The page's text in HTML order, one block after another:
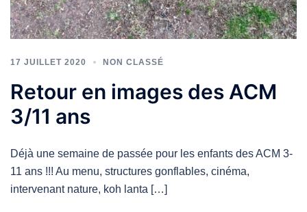
17 JUILLET 2020 NON CLASSÉ
Retour en images des ACM
3/11 ans
Déjà une semaine de passée pour les enfants des ACM 3-
11 ans !!! Au menu, structures gonflables, cinéma,
intervenant nature, koh lanta […]